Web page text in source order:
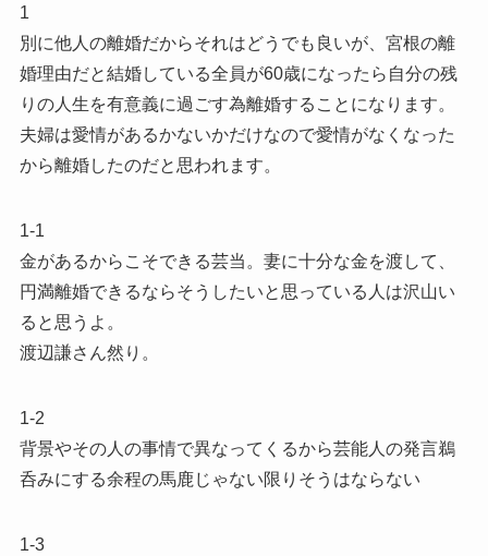
1
別に他人の離婚だからそれはどうでも良いが、宮根の離
婚理由だと結婚している全員が60歳になったら自分の残
りの人生を有意義に過ごす為離婚することになります。
夫婦は愛情があるかないかだけなので愛情がなくなった
から離婚したのだと思われます。
1-1
金があるからこそできる芸当。妻に十分な金を渡して、
円満離婚できるならそうしたいと思っている人は沢山い
ると思うよ。
渡辺謙さん然り。
1-2
背景やその人の事情で異なってくるから芸能人の発言鵜
呑みにする余程の馬鹿じゃない限りそうはならない
1-3